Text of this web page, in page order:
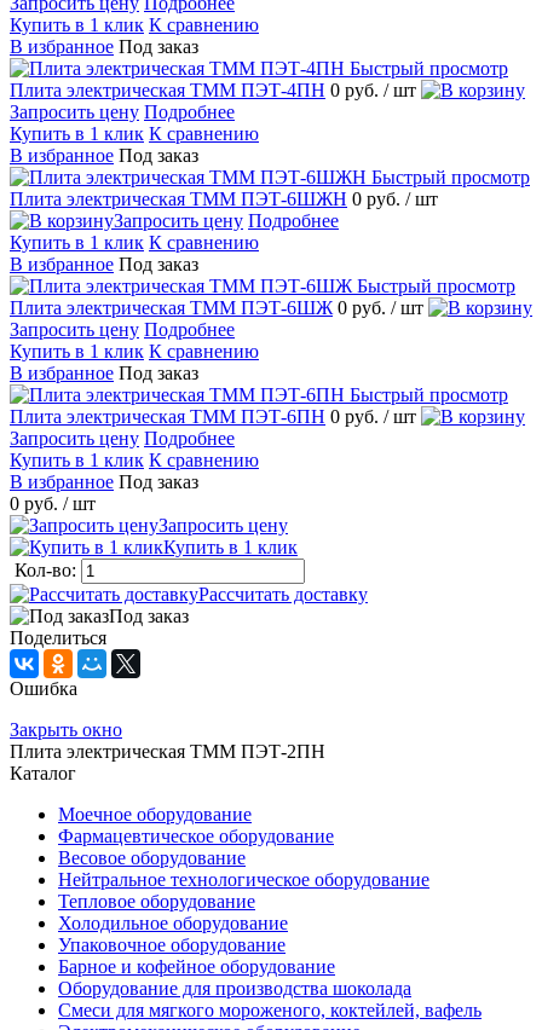
Купить в 1 клик К сравнению
В избранное Под заказ
Быстрый просмотр
Плита электрическая ТММ ПЭТ-4ПН 0 руб. / шт
Запросить цену Подробнее
Купить в 1 клик К сравнению
В избранное Под заказ
Быстрый просмотр
Плита электрическая ТММ ПЭТ-6ШЖН 0 руб. / шт
Запросить цену Подробнее
Купить в 1 клик К сравнению
В избранное Под заказ
Быстрый просмотр
Плита электрическая ТММ ПЭТ-6ШЖ 0 руб. / шт
Запросить цену Подробнее
Купить в 1 клик К сравнению
В избранное Под заказ
Быстрый просмотр
Плита электрическая ТММ ПЭТ-6ПН 0 руб. / шт
Запросить цену Подробнее
Купить в 1 клик К сравнению
В избранное Под заказ
0 руб. / шт
Запросить цену
Купить в 1 клик
Кол-во:
Рассчитать доставку
Под заказ
Поделиться
Ошибка
Закрыть окно
Плита электрическая ТММ ПЭТ-2ПН
Каталог
Моечное оборудование
Фармацевтическое оборудование
Весовое оборудование
Нейтральное технологическое оборудование
Тепловое оборудование
Холодильное оборудование
Упаковочное оборудование
Барное и кофейное оборудование
Оборудование для производства шоколада
Смеси для мягкого мороженого, коктейлей, вафель